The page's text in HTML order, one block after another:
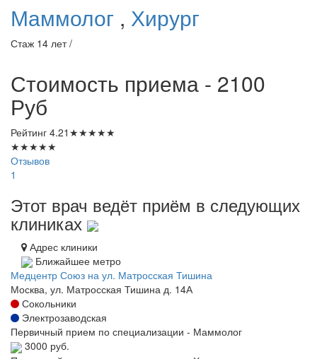
Маммолог , Хирург
Стаж 14 лет /
Стоимость приема - 2100
Руб
Рейтинг 4.21 ★★★★★
★★★★★
Отзывов
1
Этот врач ведёт приём в следующих
клиниках
Адрес клиники
Ближайшее метро
Медцентр Союз на ул. Матросская Тишина
Москва, ул. Матросская Тишина д. 14А
Сокольники
Электрозаводская
Первичный прием по специализации - Маммолог
3000 руб.